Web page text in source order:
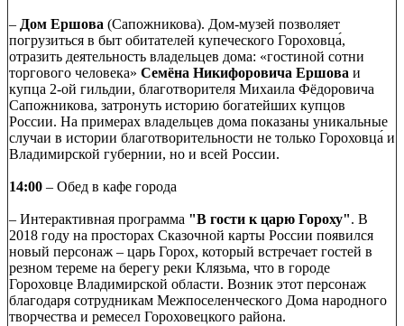
– Дом Ершова (Сапожникова). Дом-музей позволяет
погрузиться в быт обитателей купеческого Гороховца́,
отразить деятельность владельцев дома: «гостиной сотни
торгового человека» Семёна Никифоровича Ершова и
купца 2-ой гильдии, благотворителя Михаила Фёдоровича
Сапожникова, затронуть историю богатейших купцов
России. На примерах владельцев дома показаны уникальные
случаи в истории благотворительности не только Гороховца́ и
Владимирской губернии, но и всей России.
14:00 – Обед в кафе города
– Интерактивная программа "В гости к царю Гороху". В
2018 году на просторах Сказочной карты России появился
новый персонаж – царь Горох, который встречает гостей в
резном тереме на берегу реки Клязьма, что в городе
Гороховце Владимирской области. Возник этот персонаж
благодаря сотрудникам Межпоселенческого Дома народного
творчества и ремесел Гороховецкого района.